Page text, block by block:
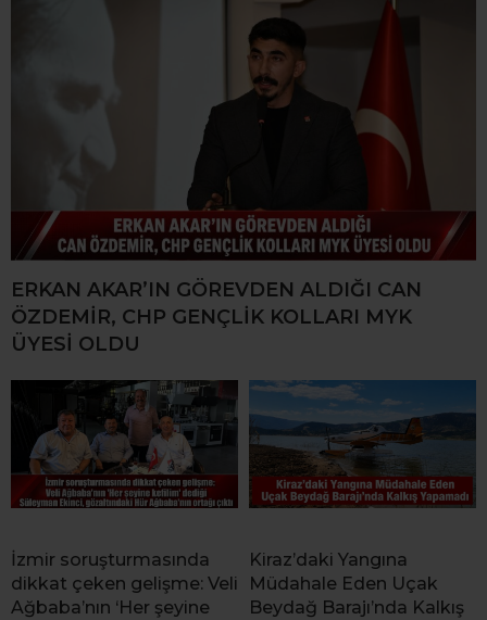
ERKAN AKAR’IN GÖREVDEN ALDIĞI CAN
ÖZDEMİR, CHP GENÇLİK KOLLARI MYK
ÜYESİ OLDU
İzmir soruşturmasında
dikkat çeken gelişme: Veli
Ağbaba’nın ‘Her şeyine
Kiraz’daki Yangına
Müdahale Eden Uçak
Beydağ Barajı’nda Kalkış